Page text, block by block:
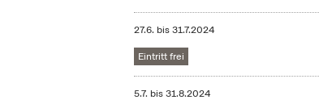
27.6. bis31.7.2024
Eintritt frei
5.7. bis31.8.2024